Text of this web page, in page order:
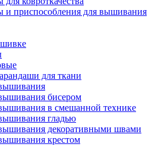
и приспособления для вышивания
для ткани
бисером
в смешанной технике
гладью
декоративными швами
крестом